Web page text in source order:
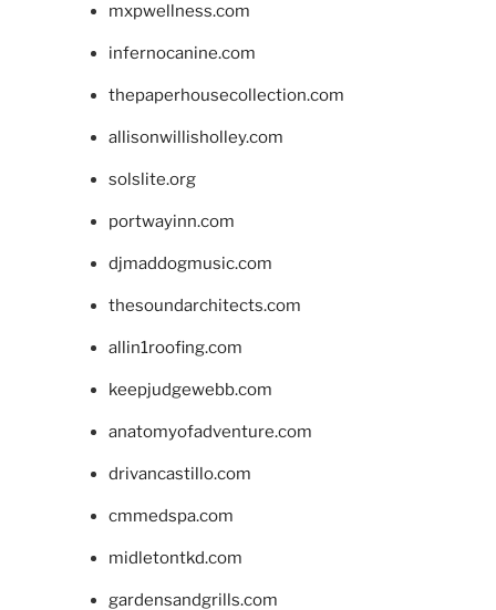
mxpwellness.com
infernocanine.com
thepaperhousecollection.com
allisonwillisholley.com
solslite.org
portwayinn.com
djmaddogmusic.com
thesoundarchitects.com
allin1roofing.com
keepjudgewebb.com
anatomyofadventure.com
drivancastillo.com
cmmedspa.com
midletontkd.com
gardensandgrills.com